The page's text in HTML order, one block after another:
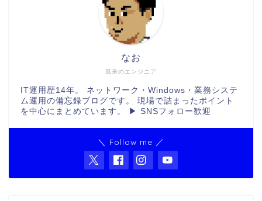
風来のエンジニア
なお
IT運用歴14年。 ネットワーク・Windows・業務システ
ム運用の備忘録ブログです。 現場で詰まったポイント
を中心にまとめています。 ▶ SNSフォロー歓迎
＼ Follow me ／